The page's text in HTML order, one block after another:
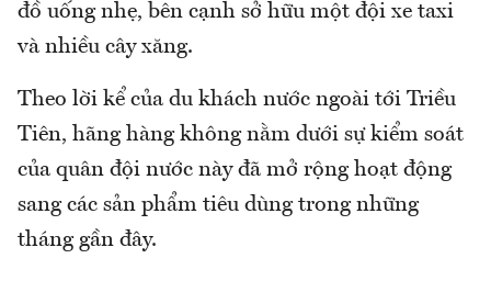
đồ uống nhẹ, bên cạnh sở hữu một đội xe taxi
và nhiều cây xăng.
Theo lời kể của du khách nước ngoài tới Triều
Tiên, hãng hàng không nằm dưới sự kiểm soát
của quân đội nước này đã mở rộng hoạt động
sang các sản phẩm tiêu dùng trong những
tháng gần đây.